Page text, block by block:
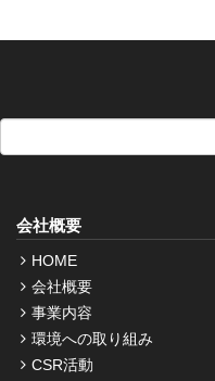
会社概要
HOME
会社概要
事業内容
環境への取り組み
CSR活動